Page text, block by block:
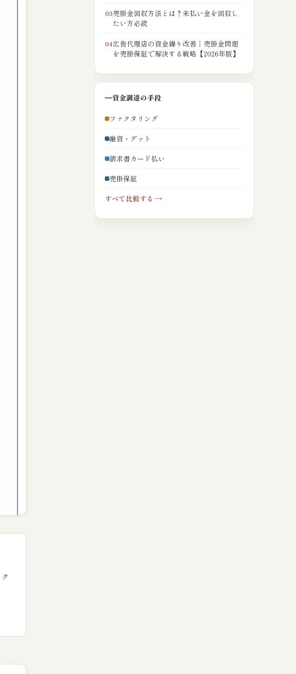
03売掛金回収方法とは？未払い金を回収し
たい方必読
04広告代理店の資金繰り改善｜売掛金問題
を売掛保証で解決する戦略【2026年版】
資金調達の手段
ファクタリング
融資・デット
請求書カード払い
売掛保証
すべて比較する →